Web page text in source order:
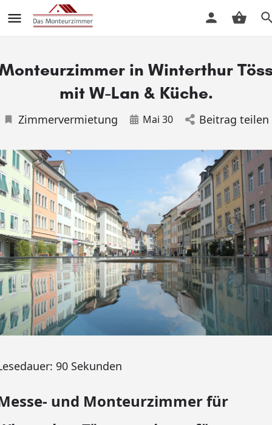
in Winterthur
mit W-Lan & Küche.
Zimmervermietung Mai 30 Beitrag teilen
90 Sekunden
und Monteurzimmer für